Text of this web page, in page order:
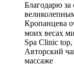
Благодарю
Кропанцева
моих весах
Spa Clinic top,
Авторский
массаже